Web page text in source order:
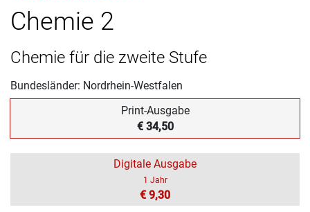
Chemie 2
Chemie für die zweite Stufe
Bundesländer: Nordrhein-Westfalen
Print-Ausgabe
€ 34,50
Digitale Ausgabe
1 Jahr
€ 9,30